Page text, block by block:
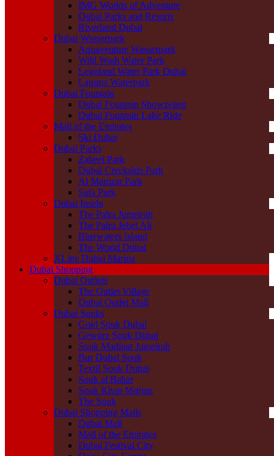
IMG Worlds of Adventure
Dubai Parks and Resorts
Riverland Dubai
Dubai Wasserpark
Aquaventure Wasserpark
Wild Wadi Water Park
Legoland Water Park Dubai
Laguna Waterpark
Dubai Fountain
Dubai Fountain Showzeiten
Dubai Fountain Lake Ride
Mall of the Emirates
Ski Dubai
Dubai Parks
Zabeel Park
Dubai Creekside Park
Al Mamzar Park
Safa Park
Dubai Inseln
The Palm Jumeirah
The Palm Jebel Ali
Bluewaters Island
The World Dubai
XLine Dubai Marina
Dubai Shopping
Dubai Outlets
The Outlet Village
Dubai Outlet Mall
Dubai Souks
Gold Souk Dubai
Gewürz Souk Dubai
Souk Madinat Jumeirah
Bur Dubai Souk
Textil Souk Dubai
Souk al Bahar
Souk Khan Murjan
The Souk
Dubai Shopping Malls
Dubai Mall
Mall of the Emirates
Dubai Festival City